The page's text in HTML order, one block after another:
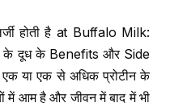
होती है at Buffalo Milk:
के दूध के Benefits और Side
या एक से अधिक प्रोटीन के
में आम है और जीवन में बाद में भी